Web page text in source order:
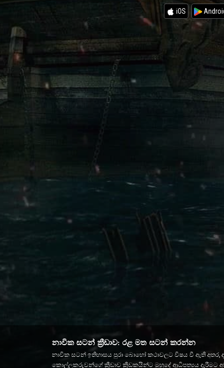
iOS
නාවික සටන් ක්‍රීඩාව: රළ මත සටන් කරන්න
නාවික සටන් ඉතිහාසය පුරා බොහෝ කථාවලට විෂය වී ඇති අතර,
කොල්ලකරුවන්ගේ ක්‍රීඩාව ක්‍රීඩකයින්ට මුහුදේ ආධිපත්‍යය